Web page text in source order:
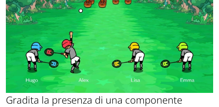
Gradita la presenza di una componente